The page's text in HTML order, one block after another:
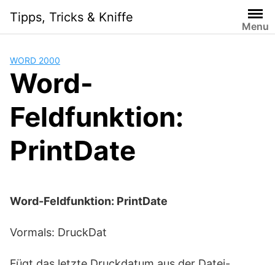
content
Tipps, Tricks & Kniffe
Menu
WORD 2000
Word-
Feldfunktion:
PrintDate
Word-Feldfunktion: PrintDate
Vormals: DruckDat